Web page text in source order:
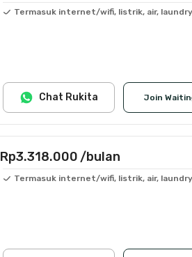
Termasuk internet/wifi, listrik, air,
Join
Chat Rukita
Rp3.318.000 /bulan
Termasuk internet/wifi, listrik, air,